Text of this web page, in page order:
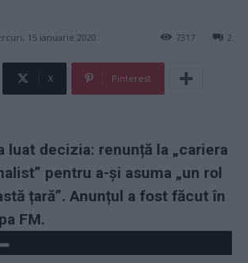
15 ianuarie 2020 2
7317
X Pinterest
luat decizia: renunță la „cariera
pentru a-și asuma „un rol
țară”. Anunțul a fost făcut în
FM.